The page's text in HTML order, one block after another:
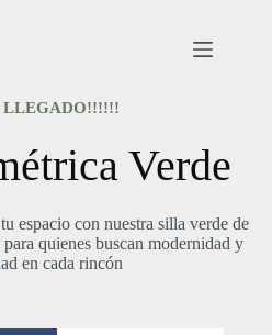
LLEGADO!!!!!!
Verde
espacio con nuestra silla verde de
quienes buscan modernidad y
en cada rincón